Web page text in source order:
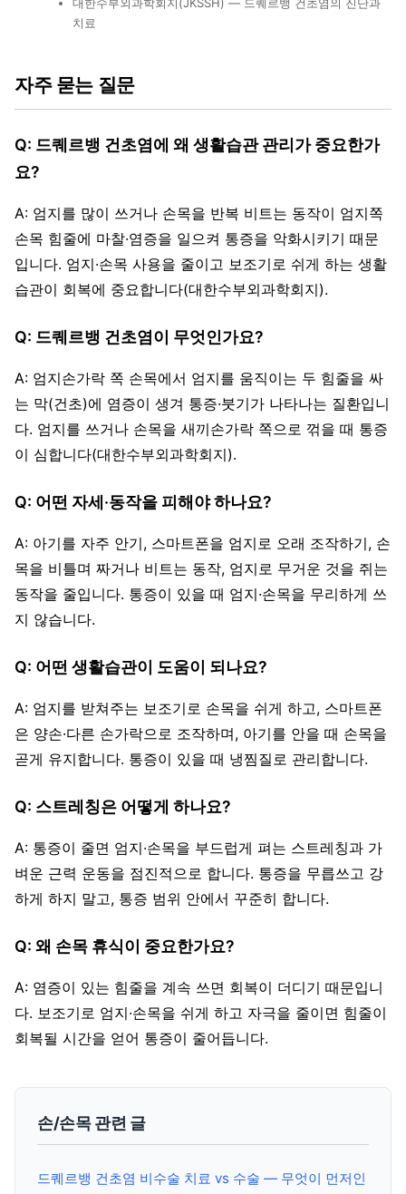
치료
자주 묻는 질문
Q: 드퀘르뱅 건초염에 왜 생활습관 관리가 중요한가
요?
A: 엄지를 많이 쓰거나 손목을 반복 비트는 동작이 엄지쪽
손목 힘줄에 마찰·염증을 일으켜 통증을 악화시키기 때문
입니다. 엄지·손목 사용을 줄이고 보조기로 쉬게 하는 생활
습관이 회복에 중요합니다(대한수부외과학회지).
Q: 드퀘르뱅 건초염이 무엇인가요?
A: 엄지손가락 쪽 손목에서 엄지를 움직이는 두 힘줄을 싸
는 막(건초)에 염증이 생겨 통증·붓기가 나타나는 질환입니
다. 엄지를 쓰거나 손목을 새끼손가락 쪽으로 꺾을 때 통증
이 심합니다(대한수부외과학회지).
Q: 어떤 자세·동작을 피해야 하나요?
A: 아기를 자주 안기, 스마트폰을 엄지로 오래 조작하기, 손
목을 비틀며 짜거나 비트는 동작, 엄지로 무거운 것을 쥐는
동작을 줄입니다. 통증이 있을 때 엄지·손목을 무리하게 쓰
지 않습니다.
Q: 어떤 생활습관이 도움이 되나요?
A: 엄지를 받쳐주는 보조기로 손목을 쉬게 하고, 스마트폰
은 양손·다른 손가락으로 조작하며, 아기를 안을 때 손목을
곧게 유지합니다. 통증이 있을 때 냉찜질로 관리합니다.
Q: 스트레칭은 어떻게 하나요?
A: 통증이 줄면 엄지·손목을 부드럽게 펴는 스트레칭과 가
벼운 근력 운동을 점진적으로 합니다. 통증을 무릅쓰고 강
하게 하지 말고, 통증 범위 안에서 꾸준히 합니다.
Q: 왜 손목 휴식이 중요한가요?
A: 염증이 있는 힘줄을 계속 쓰면 회복이 더디기 때문입니
다. 보조기로 엄지·손목을 쉬게 하고 자극을 줄이면 힘줄이
회복될 시간을 얻어 통증이 줄어듭니다.
손/손목 관련 글
드퀘르뱅 건초염 비수술 치료 vs 수술 — 무엇이 먼저인